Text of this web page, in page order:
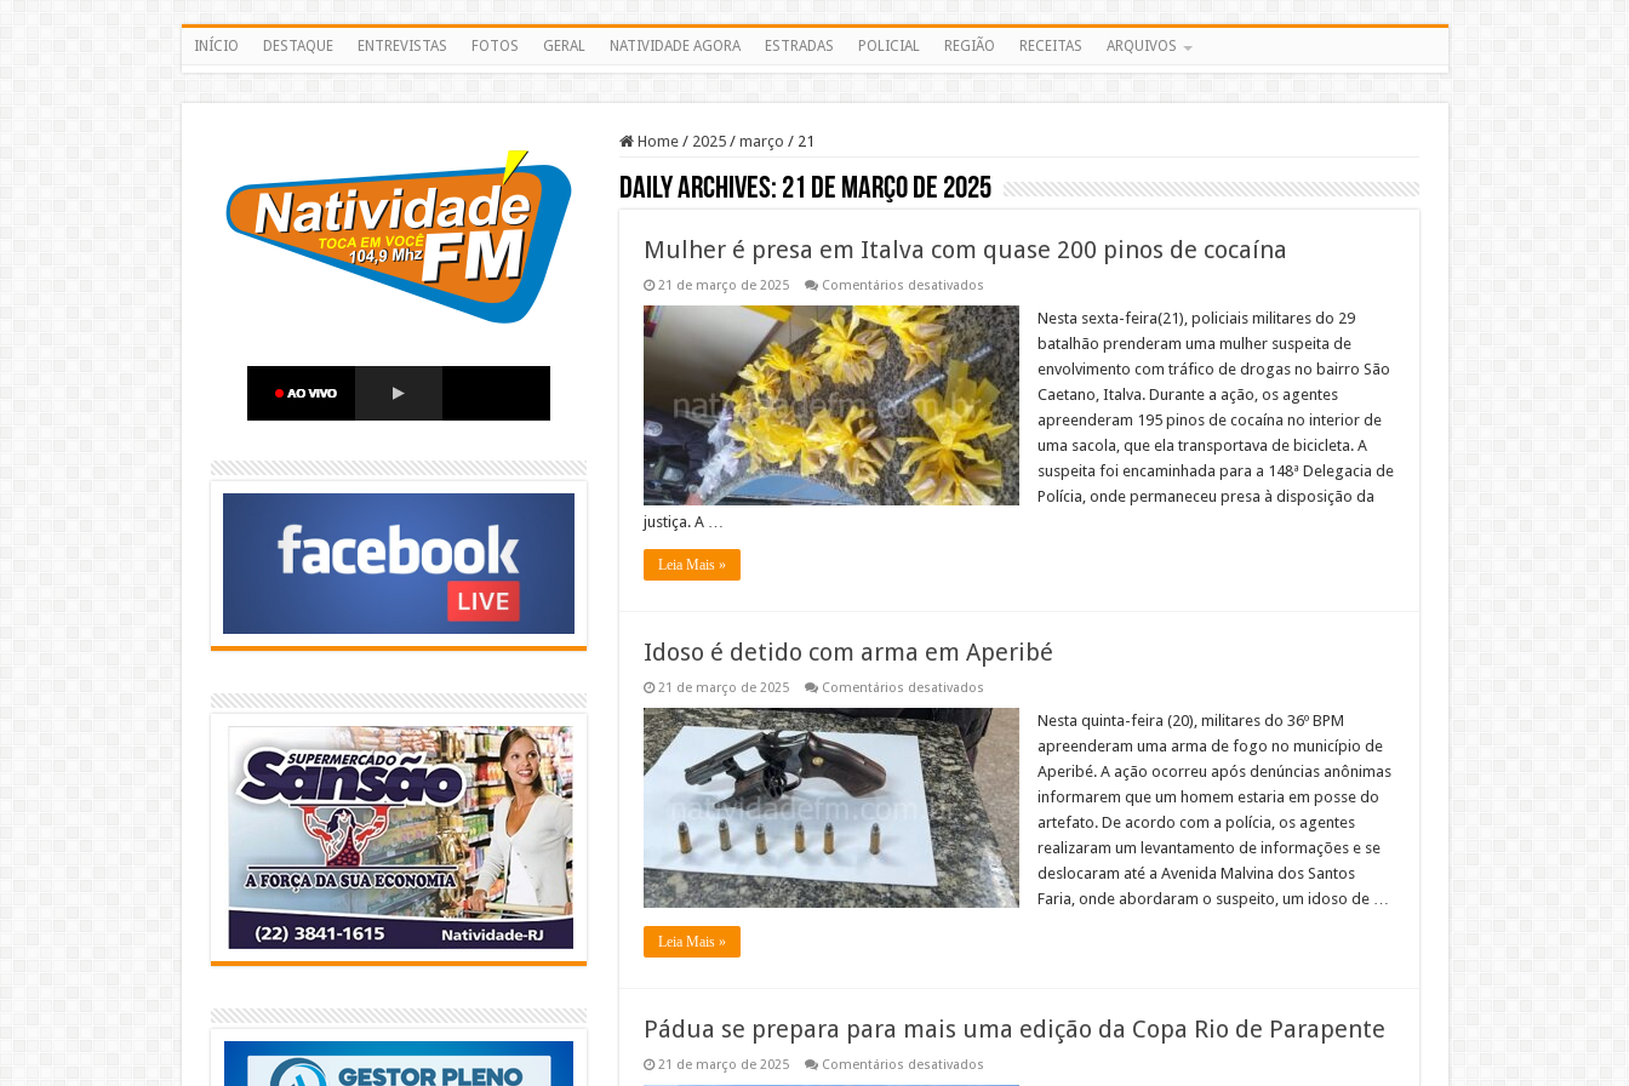
INÍCIO DESTAQUE ENTREVISTAS FOTOS GERAL NATIVIDADE AGORA ESTRADAS POLICIAL REGIÃO RECEITAS ARQUIVOS
Home / 2025 / março / 21
Daily Archives: 21 de março de 2025
Mulher é presa em Italva com quase 200 pinos de cocaína
21 de março de 2025 Comentários desativadosem
é
presa
em
Italva
com
quase
200
pinos
de
cocaína
Nesta sexta-feira(21), policiais militares do 29
batalhão prenderam uma mulher suspeita de
envolvimento com tráfico de drogas no bairro São
Caetano, Italva. Durante a ação, os agentes
apreenderam 195 pinos de cocaína no interior de
uma sacola, que ela transportava de bicicleta. A
suspeita foi encaminhada para a 148ª Delegacia de
Polícia, onde permaneceu presa à disposição da
justiça. A …
Leia Mais »
Idoso é detido com arma em Aperibé
21 de março de 2025 Comentários desativadosem
é
detido
com
arma
em
Aperibé
Nesta quinta-feira (20), militares do 36º BPM
apreenderam uma arma de fogo no município de
Aperibé. A ação ocorreu após denúncias anônimas
informarem que um homem estaria em posse do
artefato. De acordo com a polícia, os agentes
realizaram um levantamento de informações e se
deslocaram até a Avenida Malvina dos Santos
Faria, onde abordaram o suspeito, um idoso de …
Leia Mais »
Pádua se prepara para mais uma edição da Copa Rio de Parapente
21 de março de 2025 Comentários desativadosem